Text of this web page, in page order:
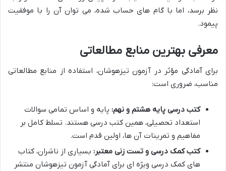
نظر برسد، اما با گام های حساب شده، می توان آن را با موفقیت
پیمود.
معرفی بهترین منابع مطالعاتی
برای آمادگی مؤثر در آزمون تیزهوشان، استفاده از منابع مطالعاتی
مناسب، ضروری است:
کتب درسی پایه هشتم و نهم: پایه و اساس تمامی سوالات
استعداد تحصیلی، همین کتب درسی هستند. تسلط کامل بر
مفاهیم و تمرینات آن ها، اولین قدم است.
کتب کمک درسی و تست زنی معتبر: بسیاری از ناشران، کتاب
های کمک درسی ویژه ای برای آمادگی آزمون تیزهوشان منتشر